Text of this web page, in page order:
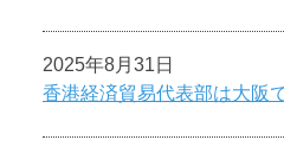
2025年8月31日
香港経済貿易代表部は大阪